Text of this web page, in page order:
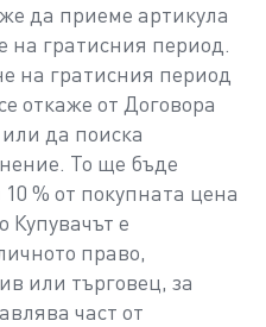
да приеме артикула
на гратисния период.
на гратисния период
откаже от Договора
да поиска
То ще бъде
% от покупната цена
Купувачът е
право,
или търговец, за
част от